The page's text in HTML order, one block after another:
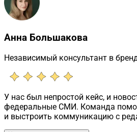
Анна Большакова
Независимый консультант в
У нас был непростой кейс, и
федеральные СМИ. Команда
и выстроить коммуникацию с